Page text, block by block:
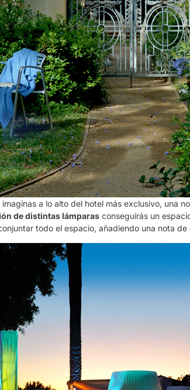
a lo alto del hotel más exclusivo, una
de distintas lámparas conseguirás un
todo el espacio, añadiendo una nota